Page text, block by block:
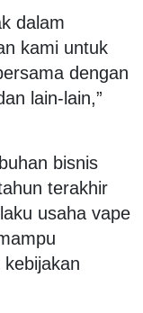
dalam
kami untuk
dengan
lain-lain,”
bisnis
terakhir
usaha vape